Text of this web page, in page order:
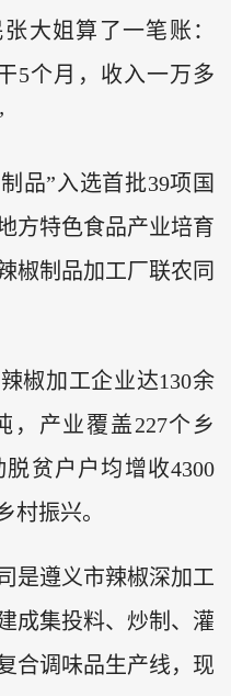
大姐算了一笔账：
5个月，收入一万多
品”入选首批39项国
方特色食品产业培育
椒制品加工厂联农同
椒加工企业达130余
，产业覆盖227个乡
贫户户均增收4300
村振兴。
是遵义市辣椒深加工
成集投料、炒制、灌
合调味品生产线，现